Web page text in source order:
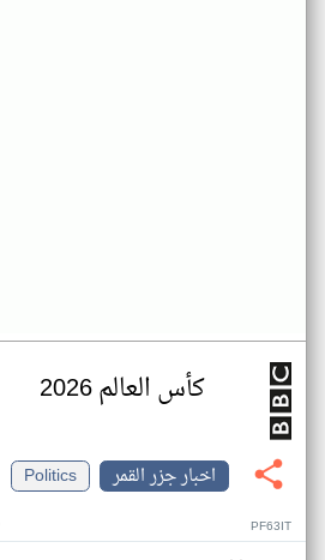
كأس العالم 2026
اخبار جزر القمر
Politics
PF63IT